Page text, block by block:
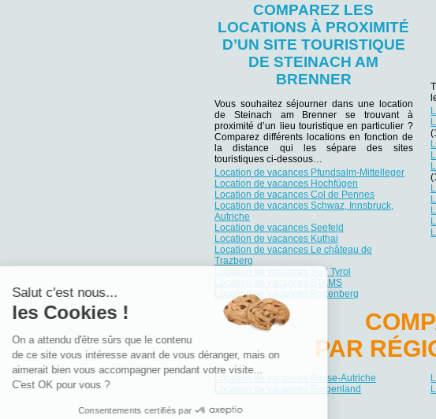
COMPAREZ LES
LOCATIONS À PROXIMITÉ
D’UN SITE TOURISTIQUE
DE STEINACH AM
BRENNER
Vous souhaitez séjourner dans une location
de Steinach am Brenner se trouvant à
proximité d’un lieu touristique en particulier ?
Comparez différents locations en fonction de
la distance qui les sépare des sites
touristiques ci-dessous…
Location de vacances Pfundsalm-Mittelleger
Location de vacances Hochfügen
Location de vacances Col de Pennes
Location de vacances Schwaz, Innsbruck,
Autriche
Location de vacances Seefeld
Location de vacances Kuthai
Location de vacances Le château de
Trazberg
Location de vacances Sud Tyrol
Location de vacances STAMS
Location de vacances Rattenberg
PAR
Location de vacances Basse-Autriche
Location de vacances Burgenland
Salut c'est nous...
les Cookies !
On a attendu d'être sûrs que le contenu
de ce site vous intéresse avant de vous déranger, mais on
aimerait bien vous accompagner pendant votre visite...
C'est OK pour vous ?
Consentements certifiés par